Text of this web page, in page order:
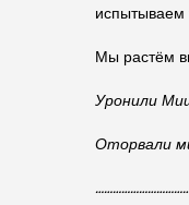
испытываем
Мы растём
Уронили
Оторвали